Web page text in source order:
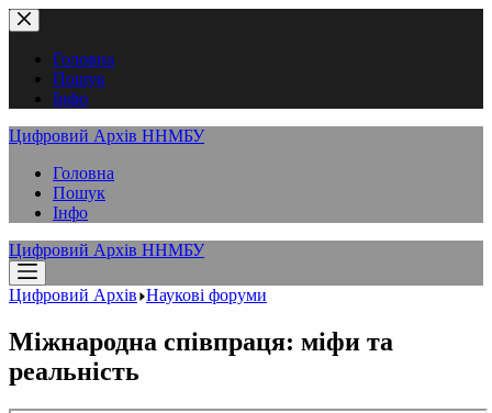
Перейти
до
вмістуГоловна
Пошук
Інфо
Цифровий Архів ННМБУ
Головна
Пошук
Інфо
Цифровий Архів ННМБУ
Цифровий Архів Наукові форуми
Міжнародна співпраця: міфи та
реальність